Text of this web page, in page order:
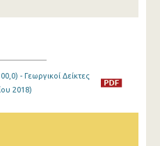
- Γεωργικοί Δείκτες
2018)